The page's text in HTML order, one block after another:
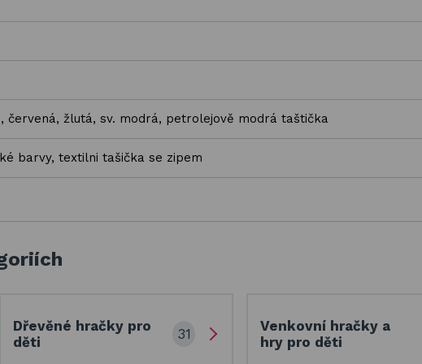
červená, žlutá, sv. modrá, petrolejově modrá taštička
barvy, textilni tašička se zipem
Dřevěné hračky pro
děti
31
Venkovní hračky a
hry pro děti